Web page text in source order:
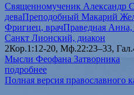
Священномученик Александр
деваПреподобный Макарий
Фригиец, врачПраведная Анна,
Санкт Лионский, диакон
2Кор.1:12-20, Мф.22:23–33,
Мысли Феофана Затворника
подробнее
Полная версия православного